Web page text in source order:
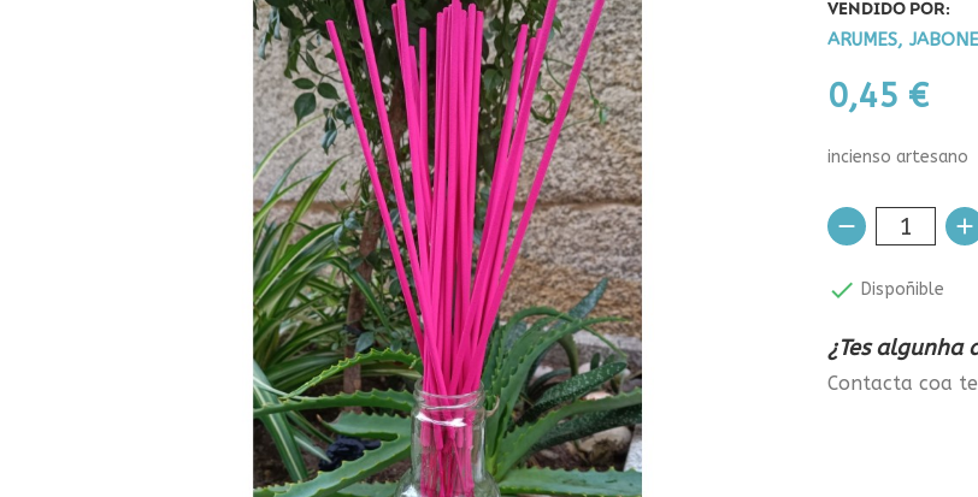
VENDIDO POR:
ARUMES,
0,45 €
incienso artesano
 Dispoñible
¿Tes algunha
Contacta coa